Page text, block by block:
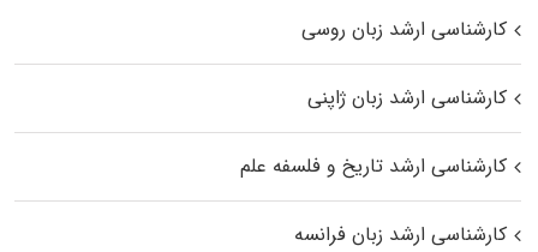
کارشناسی ارشد زبان روسی
کارشناسی ارشد زبان ژاپنی
کارشناسی ارشد تاریخ و فلسفه علم
کارشناسی ارشد زبان فرانسه